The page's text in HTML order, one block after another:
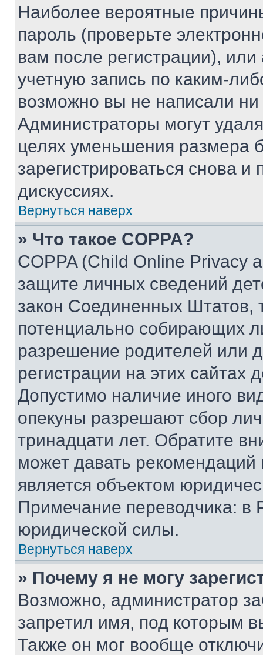
Наиболее вероятные
пароль (проверьте
вам после регистрации),
учетную запись по каким-
возможно вы не написали
Администраторы могут
целях уменьшения размера
зарегистрироваться снова и
дискуссиях.
Вернуться наверх
» Что такое COPPA?
COPPA (Child Online Privacy
защите личных сведений
закон Соединенных Штатов,
потенциально собирающих
разрешение родителей или
регистрации на этих сайтах
Допустимо наличие иного
опекуны разрешают сбор
тринадцати лет. Обратите
может давать
является объектом
Примечание переводчика: в
юридической силы.
Вернуться наверх
» Почему я не могу
Возможно, администратор
запретил имя, под которым
Также он мог вообще